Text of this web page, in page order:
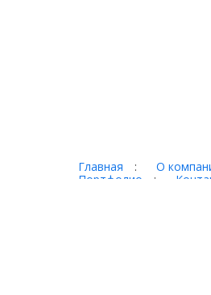
Главная : О
Портфолио
: